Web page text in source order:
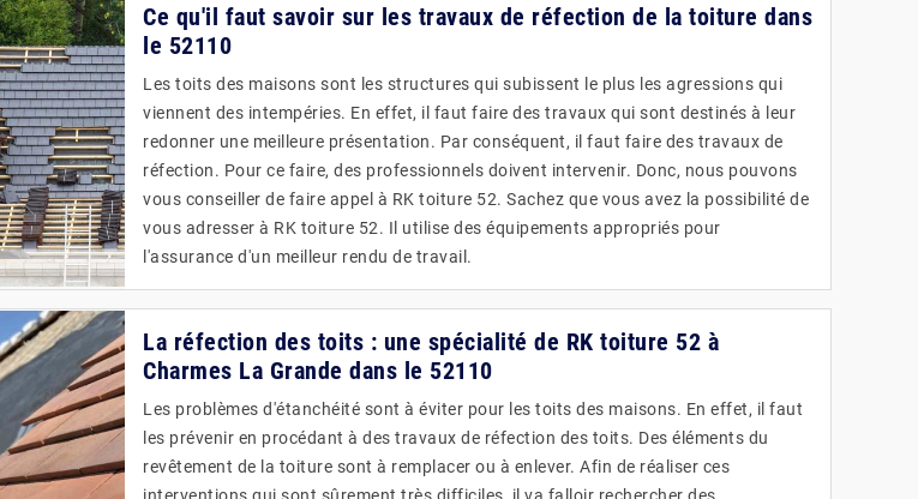
Ce qu'il faut savoir sur les travaux de réfection de la toiture dans
le 52110
Les toits des maisons sont les structures qui subissent le plus les agressions qui
viennent des intempéries. En effet, il faut faire des travaux qui sont destinés à leur
redonner une meilleure présentation. Par conséquent, il faut faire des travaux de
réfection. Pour ce faire, des professionnels doivent intervenir. Donc, nous pouvons
vous conseiller de faire appel à RK toiture 52. Sachez que vous avez la possibilité de
vous adresser à RK toiture 52. Il utilise des équipements appropriés pour
l'assurance d'un meilleur rendu de travail.
La réfection des toits : une spécialité de RK toiture 52 à
Charmes La Grande dans le 52110
Les problèmes d'étanchéité sont à éviter pour les toits des maisons. En effet, il faut
les prévenir en procédant à des travaux de réfection des toits. Des éléments du
revêtement de la toiture sont à remplacer ou à enlever. Afin de réaliser ces
interventions qui sont sûrement très difficiles, il va falloir rechercher des